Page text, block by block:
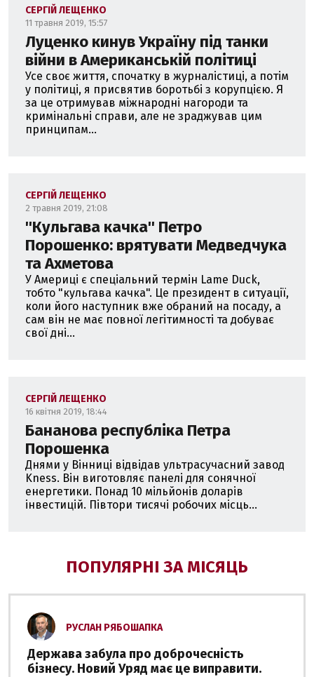
СЕРГІЙ ЛЕЩЕНКО
11 травня 2019, 15:57
Луценко кинув Україну під танки
війни в Американській політиці
Усе своє життя, спочатку в журналістиці, а потім
у політиці, я присвятив боротьбі з корупцією. Я
за це отримував міжнародні нагороди та
кримінальні справи, але не зраджував цим
принципам...
СЕРГІЙ ЛЕЩЕНКО
2 травня 2019, 21:08
''Кульгава качка'' Петро
Порошенко: врятувати Медведчука
та Ахметова
У Америці є спеціальний термін Lame Duck,
тобто "кульгава качка". Це президент в ситуації,
коли його наступник вже обраний на посаду, а
сам він не має повної легітимності та добуває
свої дні...
СЕРГІЙ ЛЕЩЕНКО
16 квітня 2019, 18:44
Бананова республіка Петра
Порошенка
Днями у Вінниці відвідав ультрасучасний завод
Kness. Він виготовляє панелі для сонячної
енергетики. Понад 10 мільйонів доларів
інвестицій. Півтори тисячі робочих місць...
ПОПУЛЯРНІ ЗА МІСЯЦЬ
РУСЛАН РЯБОШАПКА
Держава забула про доброчесність
бізнесу. Новий Уряд має це виправити.